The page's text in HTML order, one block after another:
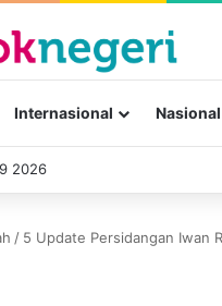
Internasional Nasional
2026
/ 5 Update Persidangan Iwan